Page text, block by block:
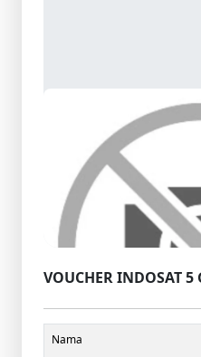
VOUCHER INDOSAT
Nama